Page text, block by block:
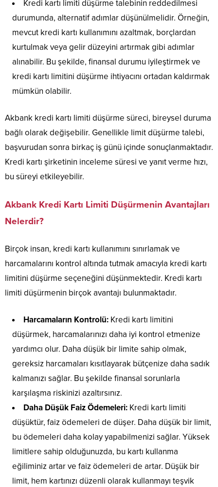
Kredi kartı limiti düşürme talebinin reddedilmesi
durumunda, alternatif adımlar düşünülmelidir. Örneğin,
mevcut kredi kartı kullanımını azaltmak, borçlardan
kurtulmak veya gelir düzeyini artırmak gibi adımlar
alınabilir. Bu şekilde, finansal durumu iyileştirmek ve
kredi kartı limitini düşürme ihtiyacını ortadan kaldırmak
mümkün olabilir.
Akbank kredi kartı limiti düşürme süreci, bireysel duruma
bağlı olarak değişebilir. Genellikle limit düşürme talebi,
başvurudan sonra birkaç iş günü içinde sonuçlanmaktadır.
Kredi kartı şirketinin inceleme süresi ve yanıt verme hızı,
bu süreyi etkileyebilir.
Akbank Kredi Kartı Limiti Düşürmenin Avantajları
Nelerdir?
Birçok insan, kredi kartı kullanımını sınırlamak ve
harcamalarını kontrol altında tutmak amacıyla kredi kartı
limitini düşürme seçeneğini düşünmektedir. Kredi kartı
limiti düşürmenin birçok avantajı bulunmaktadır.
Harcamaların Kontrolü: Kredi kartı limitini
düşürmek, harcamalarınızı daha iyi kontrol etmenize
yardımcı olur. Daha düşük bir limite sahip olmak,
gereksiz harcamaları kısıtlayarak bütçenize daha sadık
kalmanızı sağlar. Bu şekilde finansal sorunlarla
karşılaşma riskinizi azaltırsınız.
Daha Düşük Faiz Ödemeleri: Kredi kartı limiti
düşüktür, faiz ödemeleri de düşer. Daha düşük bir limit,
bu ödemeleri daha kolay yapabilmenizi sağlar. Yüksek
limitlere sahip olduğunuzda, bu kartı kullanma
eğiliminiz artar ve faiz ödemeleri de artar. Düşük bir
limit, hem kartınızı düzenli olarak kullanmayı teşvik